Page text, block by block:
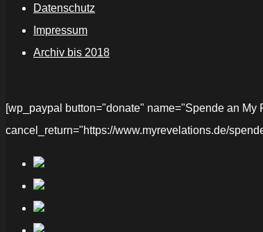
Datenschutz
Impressum
Archiv bis 2018
[wp_paypal button="donate" name="Spende an
cancel_return="https://www.myrevelations.de/